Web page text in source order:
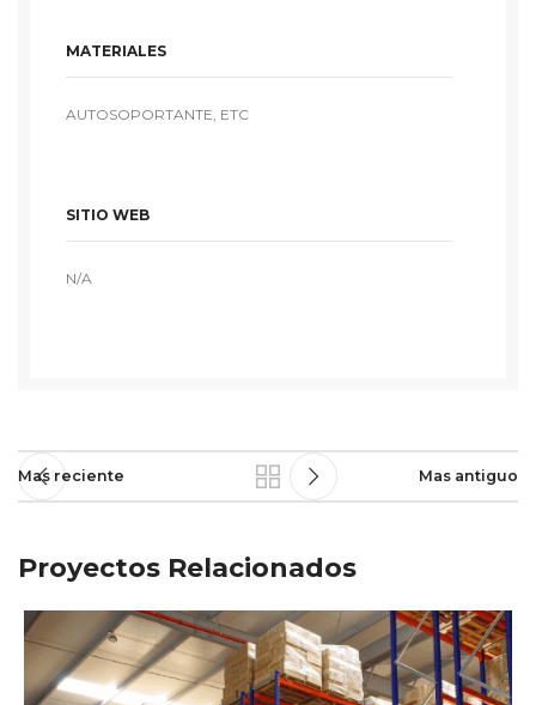
MATERIALES
AUTOSOPORTANTE, ETC
SITIO WEB
N/A
Mas reciente Mas antiguo
Proyectos Relacionados